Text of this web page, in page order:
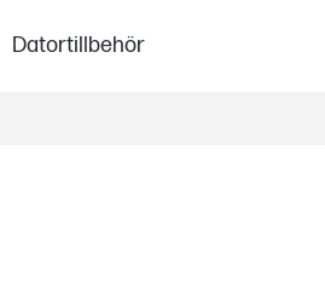
Datortillbehör